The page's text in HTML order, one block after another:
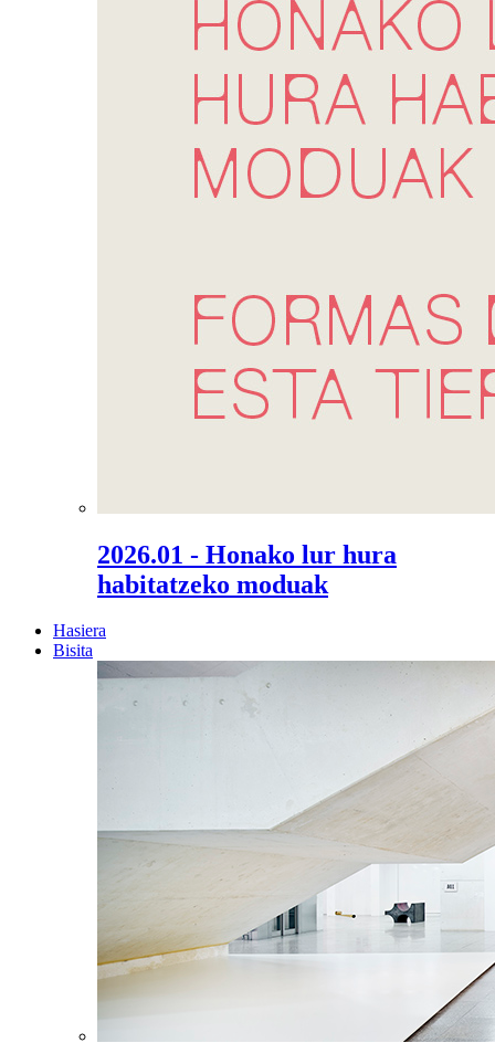
2026.01 - Honako lur hura
habitatzeko moduak
Hasiera
Bisita